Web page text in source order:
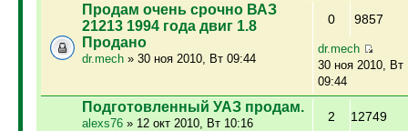
Продам очень срочно ВАЗ
21213 1994 года двиг 1.8
Продано
dr.mech» 30 ноя 2010, Вт 09:44
0 9857
dr.mech
30 ноя 2010, Вт
09:44
Подготовленный УАЗ продам.
alexs76» 12 окт 2010, Вт 10:16 2 12749